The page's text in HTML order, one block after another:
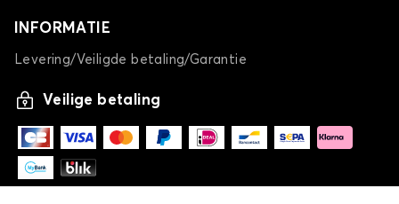
INFORMATIE
Levering/Veiligde betaling/Garantie
Veilige betaling